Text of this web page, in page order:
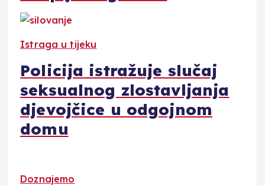
Istraga u tijeku
Policija istražuje slučaj
seksualnog zlostavljanja
djevojčice u odgojnom
domu
Doznajemo